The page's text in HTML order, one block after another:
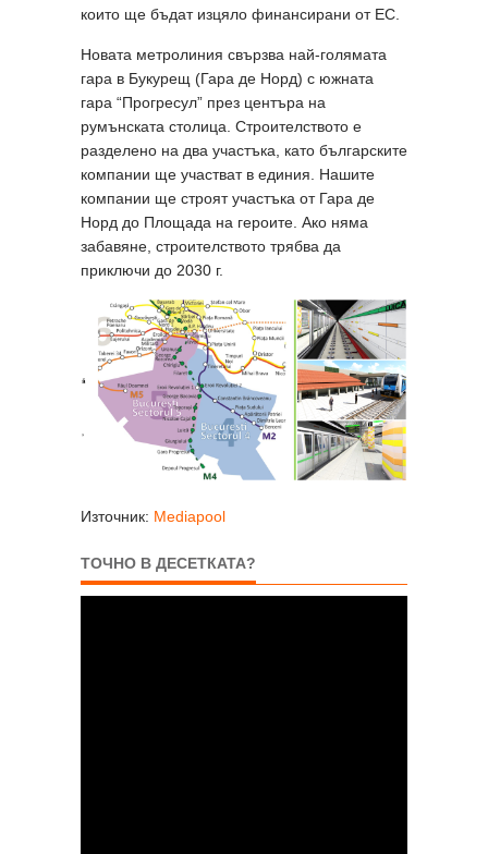
които ще бъдат изцяло финансирани от ЕС.
Новата метролиния свързва най-голямата
гара в Букурещ (Гара де Норд) с южната
гара “Прогресул” през центъра на
румънската столица. Строителството е
разделено на два участъка, като българските
компании ще участват в единия. Нашите
компании ще строят участъка от Гара де
Норд до Площада на героите. Ако няма
забавяне, строителството трябва да
приключи до 2030 г.
Източник: Mediapool
ТОЧНО В ДЕСЕТКАТА?